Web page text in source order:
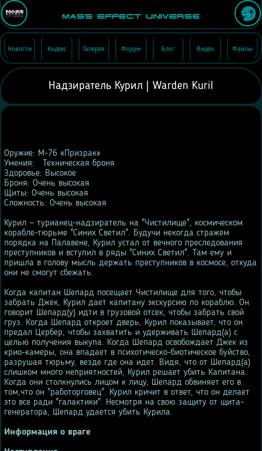
Mass Effect Universe
Новости Кодекс Галерея Форум Блог Видео Файлы
Надзиратель Курил | Warden Kuril
Оружие: M-76 «Призрак»
Умения:
Техническая броня
Здоровье: Высокое
Броня: Очень высокая
Щиты: Очень высокая
Сложность: Очень высокая
Курил — турианец-надзиратель на "Чистилище", космическом
корабле-тюрьме "Синих Светил". Будучи некогда стражем
порядка на Палавене, Курил устал от вечного преследования
преступников и вступил в ряды "Синих Светил". Там ему и
пришла в голову мысль держать преступников в космосе, откуда
они не смогут сбежать.
Когда капитан Шепард посещает Чистилище для того, чтобы
забрать Джек, Курил дает капитану экскурсию по кораблю. Он
говорит Шепард(у) идти в грузовой отсек, чтобы забрать свой ​​
груз. Когда Шепард откроет дверь, Курил показывает, что он
предал Цербер, чтобы захватить и удерживать Шепард(а) с
целью получения выкупа. Когда Шепард освобождает Джек из
крио-камеры, она впадает в психотическо-биотическое буйство,
разрушая тюрьму, везде где она идет. Видя, что от Шепард(а)
слишком много неприятностей, Курил решает убить Капитана.
Когда они столкнулись лицом к лицу, Шепард обвиняет его в
том,что он "работорговец". Курил кричит в ответ, что он делает
это все ради "галактики". Несмотря на свою защиту от щита-
генератора, Шепард удается убить Курила.
Информация о враге